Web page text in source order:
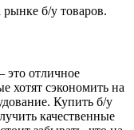
б/у товаров.
это отличное
хотят сэкономить на
Купить б/у
качественные